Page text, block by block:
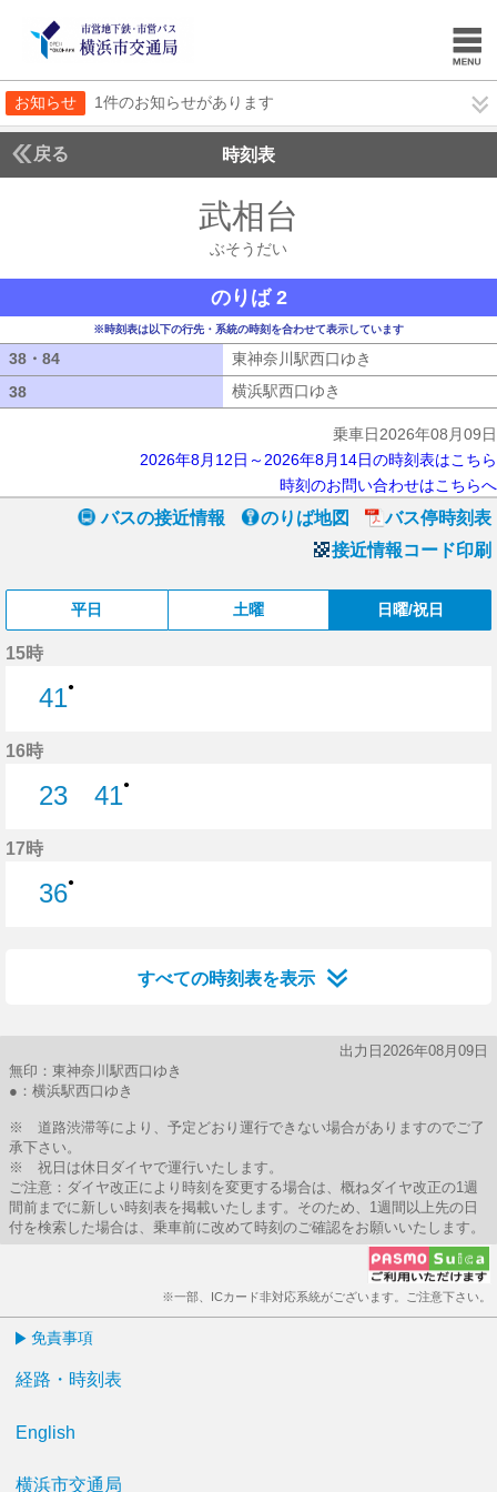
お知らせ 1件のお知らせがあります
戻る 時刻表
武相台
ぶそうだい
のりば 2
※時刻表は以下の行先・系統の時刻を合わせて表示しています
38・84 東神奈川駅西口ゆき
38
横浜駅西口ゆき
乗車日2026年08月09日
2026年8月12日～2026年8月14日の時刻表はこちら
時刻のお問い合わせはこちらへ
バスの接近情報 のりば地図
バス停時刻表
接近情報コード印刷
平日 土曜 日曜/祝日
15時
41●
16時
23
41●
17時
36●
すべての時刻表を表示
出力日2026年08月09日
無印：東神奈川駅西口ゆき
●：横浜駅西口ゆき
※ 道路渋滞等により、予定どおり運行できない場合がありますのでご了
承下さい。
※ 祝日は休日ダイヤで運行いたします。
ご注意：ダイヤ改正により時刻を変更する場合は、概ねダイヤ改正の1週
間前までに新しい時刻表を掲載いたします。そのため、1週間以上先の日
付を検索した場合は、乗車前に改めて時刻のご確認をお願いいたします。
※一部、ICカード非対応系統がございます。ご注意下さい。
免責事項
経路・時刻表
English
横浜市交通局